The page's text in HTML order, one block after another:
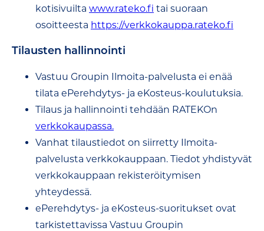
kotisivuilta www.rateko.fi tai suoraan
osoitteesta https://verkkokauppa.rateko.fi
Tilausten hallinnointi
Vastuu Groupin Ilmoita-palvelusta ei enää
tilata ePerehdytys- ja eKosteus-koulutuksia.
Tilaus ja hallinnointi tehdään RATEKOn
verkkokaupassa.
Vanhat tilaustiedot on siirretty Ilmoita-
palvelusta verkkokauppaan. Tiedot yhdistyvät
verkkokauppaan rekisteröitymisen
yhteydessä.
ePerehdytys- ja eKosteus-suoritukset ovat
tarkistettavissa Vastuu Groupin